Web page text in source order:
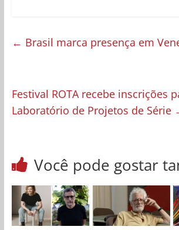
← Brasil marca presença em
Festival ROTA recebe inscrições
Laboratório de Projetos de Série
Você pode gostar